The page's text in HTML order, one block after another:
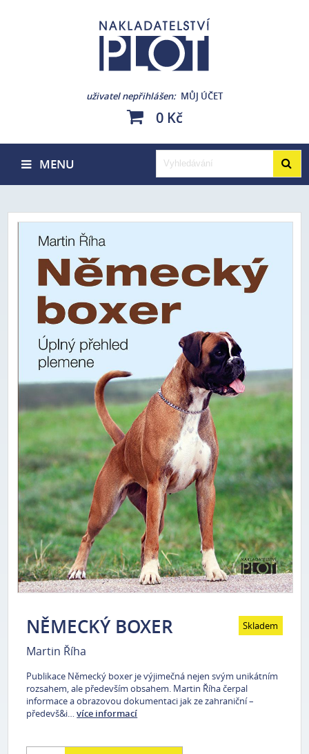
uživatel nepřihlášen MŮJ ÚČET
0 Kč
MENU
Skladem
NĚMECKÝ BOXER
Martin Říha
Publikace Německý boxer je výjimečná nejen svým unikátním
rozsahem, ale především obsahem. Martin Říha čerpal
informace a obrazovou dokumentaci jak ze zahraniční –
předevš&i…více informací